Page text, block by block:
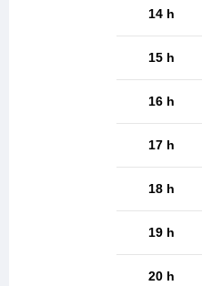
14 h
15 h
16 h
17 h
18 h
19 h
20 h